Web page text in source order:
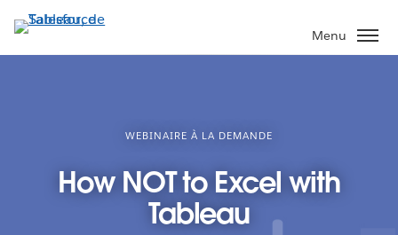
Aller
au
contenu
Menu
WEBINAIRE À LA DEMANDE
How NOT to Excel with
Tableau